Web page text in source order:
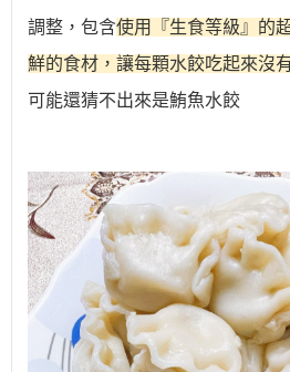
調整，包含使用『生食等級』的
鮮的食材，讓每顆水餃吃起來沒
可能還猜不出來是鮪魚水餃